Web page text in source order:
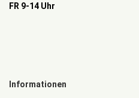
FR 9-14 Uhr
Informationen